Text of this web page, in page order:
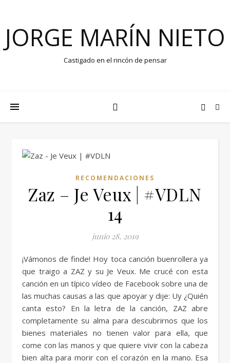
JORGE MARÍN NIETO
Castigado en el rincón de pensar
RECOMENDACIONES
Zaz – Je Veux | #VDLN
14
junio 28, 2019
¡Vámonos de finde! Hoy toca canción buenrollera ya
que traigo a ZAZ y su Je Veux. Me crucé con esta
canción en un típico vídeo de Facebook sobre una de
las muchas causas a las que apoyar y dije: Uy ¿Quién
canta esto? En la letra de la canción, ZAZ abre
completamente su alma para descubrirnos que los
bienes materiales no tienen valor para ella, que
come con las manos y que quiere vivir con la cabeza
bien alta para morir con el corazón en la mano. Esa